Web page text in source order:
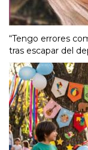
“Tengo errores
tras escapar del